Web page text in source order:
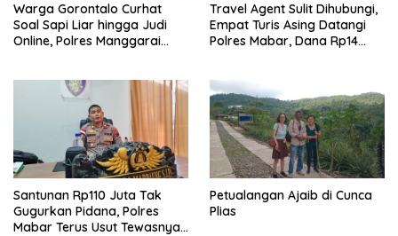
Warga Gorontalo Curhat
Soal Sapi Liar hingga Judi
Online, Polres Manggarai
Travel Agent Sulit Dihubungi,
Empat Turis Asing Datangi
Polres Mabar, Dana Rp14
Santunan Rp110 Juta Tak
Gugurkan Pidana, Polres
Mabar Terus Usut Tewasnya
Petualangan Ajaib di Cunca
Plias